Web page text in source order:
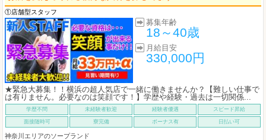
①店舗型スタッフ
募集年齢
18～40歳
月給目安
330,000円
★緊急大募集！！横浜の超人気店で一緒に働きませんか？【難しい仕事で
は有りません。必要なのは笑顔です！】学歴や経験・過去は一切関係...
学歴不問 未経験者歓迎 経験者優遇 スピード昇給
面接随時可 寮完備 ボーナス有 日払い可
神奈川エリアのソープランド